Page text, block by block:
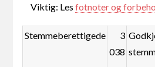
Viktig: Lesfotnoter og
Stemmeberettigede
3
038